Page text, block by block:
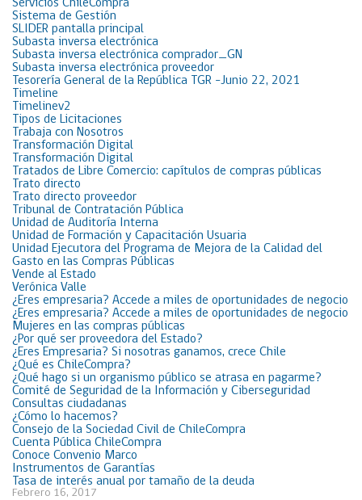
Servicios ChileCompra
Sistema de Gestión
SLIDER pantalla principal
Subasta inversa electrónica
Subasta inversa electrónica comprador_GN
Subasta inversa electrónica proveedor
Tesorería General de la República TGR -Junio 22, 2021
Timeline
Timelinev2
Tipos de Licitaciones
Trabaja con Nosotros
Transformación Digital
Transformación Digital
Tratados de Libre Comercio: capítulos de compras públicas
Trato directo
Trato directo proveedor
Tribunal de Contratación Pública
Unidad de Auditoría Interna
Unidad de Formación y Capacitación Usuaria
Unidad Ejecutora del Programa de Mejora de la Calidad del
Gasto en las Compras Públicas
Vende al Estado
Verónica Valle
¿Eres empresaria? Accede a miles de oportunidades de negocio
¿Eres empresaria? Accede a miles de oportunidades de negocio
Mujeres en las compras públicas
¿Por qué ser proveedora del Estado?
¿Eres Empresaria? Si nosotras ganamos, crece Chile
¿Qué es ChileCompra?
¿Qué hago si un organismo público se atrasa en pagarme?
Comité de Seguridad de la Información y Ciberseguridad
Consultas ciudadanas
¿Cómo lo hacemos?
Consejo de la Sociedad Civil de ChileCompra
Cuenta Pública ChileCompra
Conoce Convenio Marco
Instrumentos de Garantías
Tasa de interés anual por tamaño de la deuda
Febrero 16, 2017